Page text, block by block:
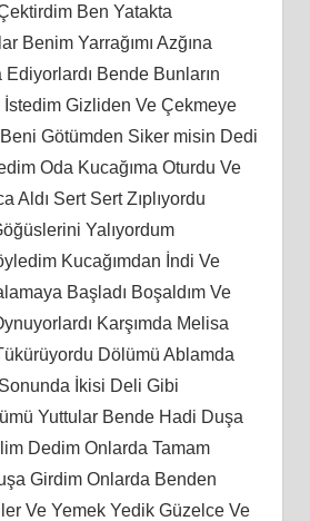
Ben Yatakta
Benim Yarrağımı Azğına
Bende Bunların
Gizliden Ve Çekmeye
Götümden Siker misin Dedi
Oda Kucağıma Oturdu Ve
Aldı Sert Sert Zıplıyordu
Yalıyordum
Kucağımdan İndi Ve
Başladı Boşaldım Ve
Karşımda Melisa
Dölümü Ablamda
İkisi Deli Gibi
Yuttular Bende Hadi Duşa
Dedim Onlarda Tamam
Girdim Onlarda Benden
Ve Yemek Yedik Güzelce Ve